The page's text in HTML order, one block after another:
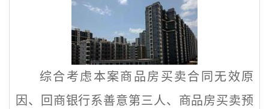
综合考虑本案商品房买卖合同无效原
因、回商银行系善意第三人、商品房买卖预